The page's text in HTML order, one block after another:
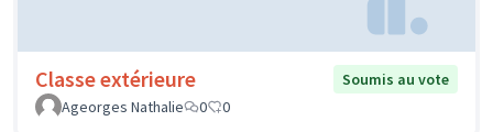
Classe extérieure
Soumis au vote
Ageorges Nathalie
0 0